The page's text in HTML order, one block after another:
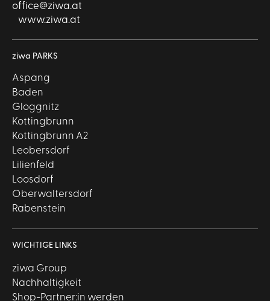
office@ziwa.at
www.ziwa.at
ziwa PARKS
Aspang
Baden
Gloggnitz
Kottingbrunn
Kottingbrunn A2
Leobersdorf
Lilienfeld
Loosdorf
Oberwaltersdorf
Rabenstein
WICHTIGE LINKS
ziwa Group
Nachhaltigkeit
Shop-Partner:in werden